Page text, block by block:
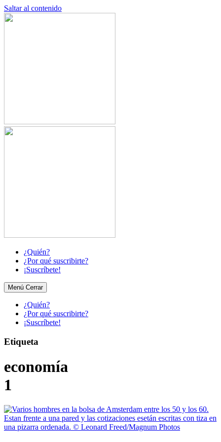
Saltar al contenido
¿Quién?
¿Por qué suscribirte?
¡Suscríbete!
Menú Cerrar
¿Quién?
¿Por qué suscribirte?
¡Suscríbete!
Etiqueta
economía
1